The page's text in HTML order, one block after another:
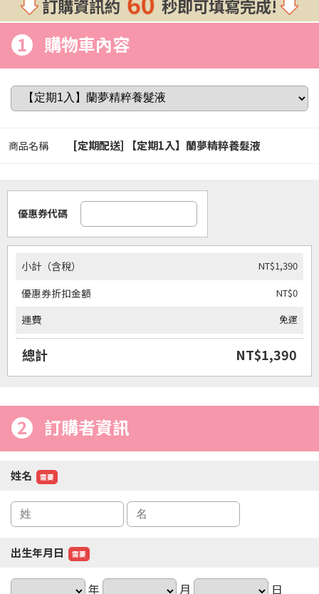
訂購資訊約 秒即可填寫完成!
1 購物車內容
商品名稱 [定期配送] 【定期1入】蘭夢精粹養髮液
優惠券代碼
小計（含稅） NT$1,390
優惠券折扣金額 NT$0
運費 免運
總計 NT$1,390
2 訂購者資訊
姓名 需要
出生年月日 需要
年 月 日